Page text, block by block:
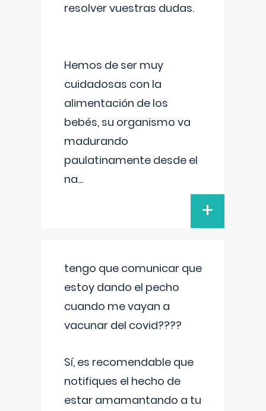
resolver vuestras dudas.
Hemos de ser muy
cuidadosas con la
alimentación de los
bebés, su organismo va
madurando
paulatinamente desde el
na...
+
tengo que comunicar que
estoy dando el pecho
cuando me vayan a
vacunar del covid????
Sí, es recomendable que
notifiques el hecho de
estar amamantando a tu